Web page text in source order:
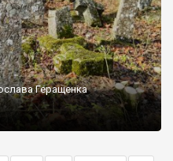
Геращенка